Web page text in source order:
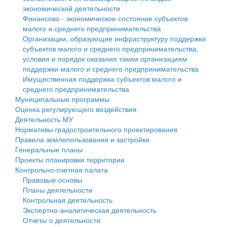
Противодействие коррупции
Контрольно-счетная палата
Персональные данные
Оценка регулирующего воздействия
Деятельность МУ
Нормативы градостроительного проектирования
Правила землепользования и застройки
Генеральные планы
Проекты планировки территории
Собрание депутатов
Городское поселение
Сельские поселения
экономической деятельности
Финансово - экономическое состояние субъектов
малого и среднего предпринимательства
Организации, образующие инфраструктуру поддержки
субъектов малого и среднего предпринимательства,
условия и порядок оказания таким организациям
поддержки малого и среднего предпринимательства
Имущественная поддержка субъектов малого и
среднего предпринимательства
Муниципальные программы
Оценка регулирующего воздействия
Деятельность МУ
Нормативы градостроительного проектирования
Правила землепользования и застройки
Генеральные планы
Проекты планировки территории
Контрольно-счетная палата
Правовые основы
Планы деятельности
Контрольная деятельность
Экспертно-аналитическая деятельность
Отчеты о деятельности